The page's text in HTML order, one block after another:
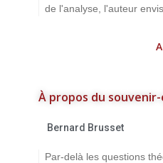
de l'analyse, l'auteur
À propos du
Bernard Brusset
Par-delà les questions